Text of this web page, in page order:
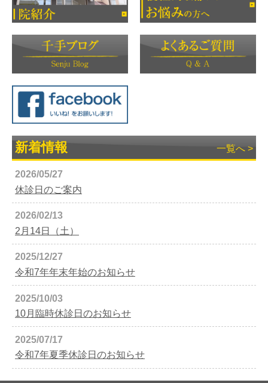
新着情報 一覧へ >
2026/05/27
休診日のご案内
2026/02/13
2月14日（土）
2025/12/27
令和7年年末年始のお知らせ
2025/10/03
10月臨時休診日のお知らせ
2025/07/17
令和7年夏季休診日のお知らせ